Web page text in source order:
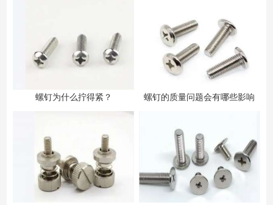
螺钉为什么拧得紧？ 螺钉的质量问题会有哪些影响